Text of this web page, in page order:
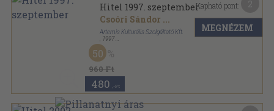
Hitel 1997. szeptember
Csoóri Sándor ...
Artemis Kulturális Szolgáltató Kft.
1997
Ragasztott papírkötés
Hitel sorozat
960 Ft
50
480 ,-Ft
Kapható pont:
MEGNÉZEM